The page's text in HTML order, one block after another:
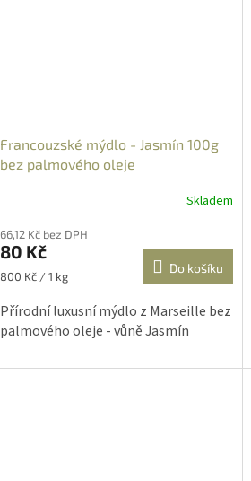
Francouzské mýdlo - Jasmín 100g
bez palmového oleje
produktu
je
4,3
5
hvězdiček.
Skladem
66,12 Kč bez DPH
80 Kč
Měrná
800 Kč / 1 kg
Do košíku
Přírodní luxusní mýdlo z Marseille bez
palmového oleje - vůně Jasmín